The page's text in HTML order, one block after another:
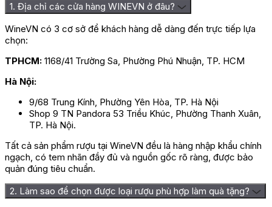
1. Địa chỉ các cửa hàng WINEVN ở đâu?
WineVN có 3 cơ sở để khách hàng dễ dàng đến trực tiếp lựa
chọn:
TPHCM: 1168/41 Trường Sa, Phường Phú Nhuận, TP. HCM
Hà Nội:
9/68 Trung Kính, Phường Yên Hòa, TP. Hà Nội
Shop 9 TN Pandora 53 Triều Khúc, Phường Thanh Xuân,
TP. Hà Nội.
Tất cả sản phẩm rượu tại WineVN đều là hàng nhập khẩu chính
ngạch, có tem nhãn đầy đủ và nguồn gốc rõ ràng, được bảo
quản đúng tiêu chuẩn.
2. Làm sao để chọn được loại rượu phù hợp làm quà tặng?